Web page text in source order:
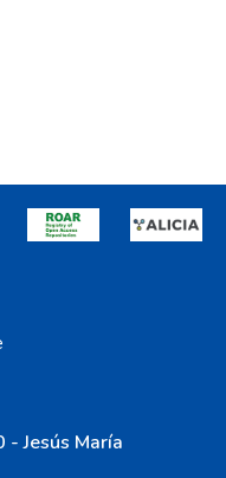
- Jesús María